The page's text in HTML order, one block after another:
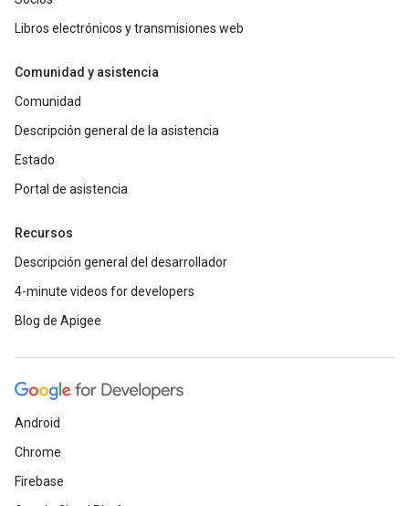
Libros electrónicos y transmisiones web
Comunidad y asistencia
Comunidad
Descripción general de la asistencia
Estado
Portal de asistencia
Recursos
Descripción general del desarrollador
4-minute videos for developers
Blog de Apigee
Android
Chrome
Firebase